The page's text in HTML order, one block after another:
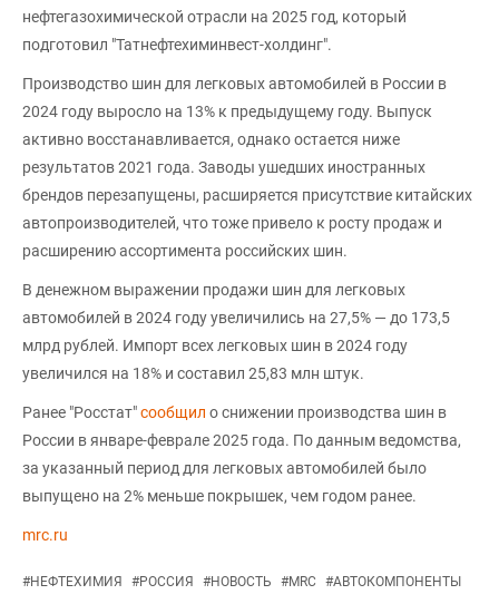
нефтегазохимической отрасли на 2025 год, который
подготовил "Татнефтехиминвест-холдинг".
Производство шин для легковых автомобилей в России в
2024 году выросло на 13% к предыдущему году. Выпуск
активно восстанавливается, однако остается ниже
результатов 2021 года. Заводы ушедших иностранных
брендов перезапущены, расширяется присутствие китайских
автопроизводителей, что тоже привело к росту продаж и
расширению ассортимента российских шин.
В денежном выражении продажи шин для легковых
автомобилей в 2024 году увеличились на 27,5% — до 173,5
млрд рублей. Импорт всех легковых шин в 2024 году
увеличился на 18% и составил 25,83 млн штук.
Ранее "Росстат"сообщил о снижении производства шин в
России в январе-феврале 2025 года. По данным ведомства,
за указанный период для легковых автомобилей было
выпущено на 2% меньше покрышек, чем годом ранее.
mrc.ru
#НЕФТЕХИМИЯ #РОССИЯ #НОВОСТЬ #MRC #АВТОКОМПОНЕНТЫ